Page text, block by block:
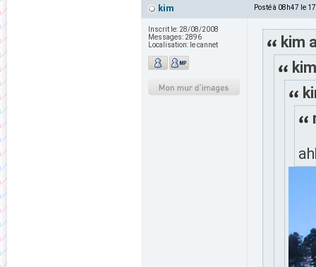
kim Posté à 08h47 le
Inscrit le: 28/08/2008
Messages: 2896
Localisation: le cannet
kim